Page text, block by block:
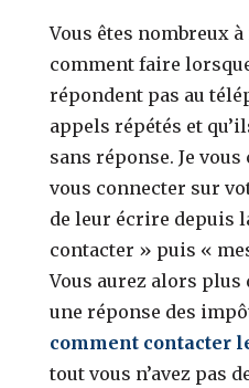
Vous êtes nombreux
comment faire
répondent pas au
appels répétés et
sans réponse. Je
vous connecter sur
de leur écrire depuis
contacter » puis «
Vous aurez alors plus
une réponse des
comment contacter
tout vous n’avez pas